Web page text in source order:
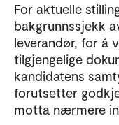
For aktuelle
bakgrunnssjekk
leverandør, for å
tilgjengelige
kandidatens
forutsetter
motta nærmere